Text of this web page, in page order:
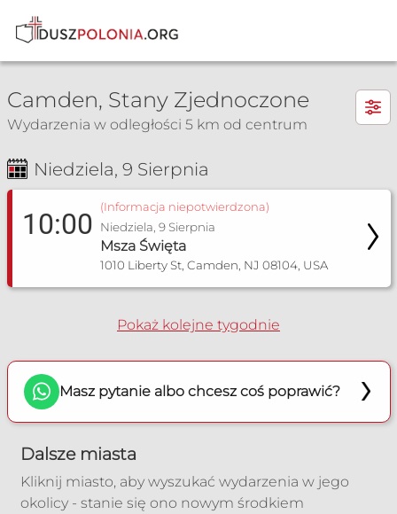
×
Msza Św. i nabożeństwa
Camden, Stany Zjednoczone
Wydarzenia w odległości 5 km od centrum
Niedziela, 9 Sierpnia
10:00
(Informacja niepotwierdzona)
Niedziela, 9 Sierpnia
Msza Święta
1010 Liberty St, Camden, NJ 08104, USA
Pokaż kolejne tygodnie
Masz pytanie albo chcesz coś poprawić?
Dalsze miasta
Kliknij miasto, aby wyszukać wydarzenia w jego
okolicy - stanie się ono nowym środkiem